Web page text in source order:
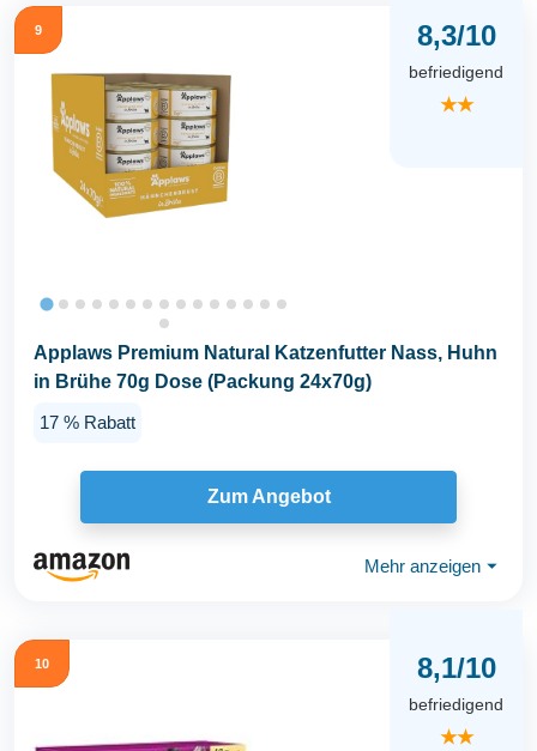
9 8,3/10
befriedigend
★★
Applaws Premium Natural Katzenfutter Nass, Huhn
in Brühe 70g Dose (Packung 24x70g)
17 % Rabatt
Zum Angebot
Mehr anzeigen ⏷
10 8,1/10
befriedigend
★★